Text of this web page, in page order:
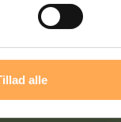
alle